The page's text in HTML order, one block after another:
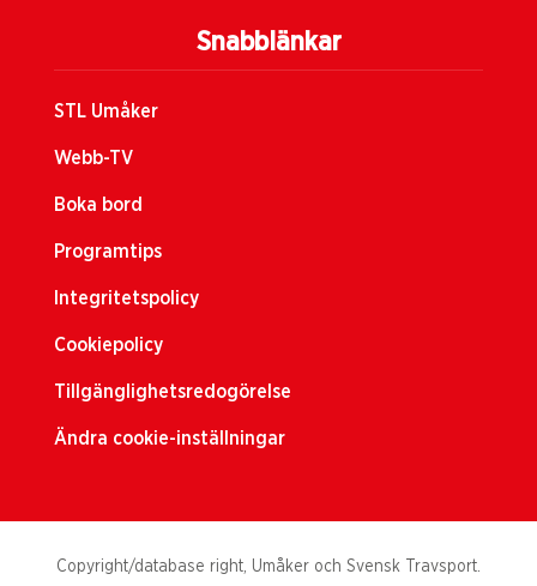
Snabblänkar
STL Umåker
Webb-TV
Boka bord
Programtips
Integritetspolicy
Cookiepolicy
Tillgänglighetsredogörelse
Ändra cookie-inställningar
Copyright/database right, Umåker och Svensk Travsport.